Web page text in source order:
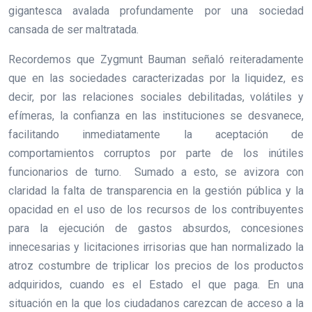
gigantesca avalada profundamente por una sociedad
cansada de ser maltratada.
Recordemos que Zygmunt Bauman señaló reiteradamente
que en las sociedades caracterizadas por la liquidez, es
decir, por las relaciones sociales debilitadas, volátiles y
efímeras, la confianza en las instituciones se desvanece,
facilitando inmediatamente la aceptación de
comportamientos corruptos por parte de los inútiles
funcionarios de turno. Sumado a esto, se avizora con
claridad la falta de transparencia en la gestión pública y la
opacidad en el uso de los recursos de los contribuyentes
para la ejecución de gastos absurdos, concesiones
innecesarias y licitaciones irrisorias que han normalizado la
atroz costumbre de triplicar los precios de los productos
adquiridos, cuando es el Estado el que paga. En una
situación en la que los ciudadanos carezcan de acceso a la